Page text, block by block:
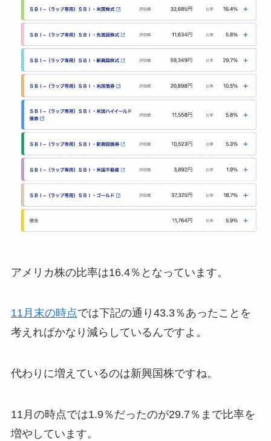
アメリカ株の比率は16.4％となっています。
11月末の時点では下記の通り43.3％あったことを
考えればかなり減らしているんですよ。
代わりに増えているのは新興国株ですね。
11月の時点では1.9％だったのが29.7％まで比率を
増やしています。